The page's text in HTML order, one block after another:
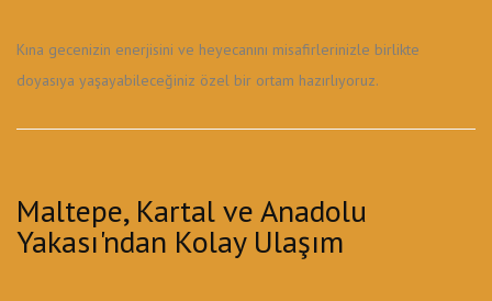
Kına gecenizin enerjisini ve heyecanını misafirlerinizle birlikte
doyasıya yaşayabileceğiniz özel bir ortam hazırlıyoruz.
Maltepe, Kartal ve Anadolu
Yakası'ndan Kolay Ulaşım